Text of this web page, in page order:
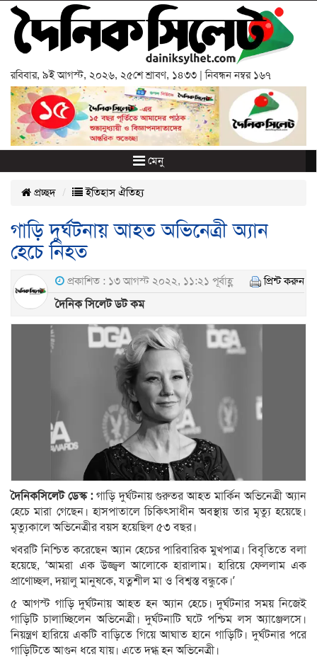
রবিবার, ৯ই আগস্ট, ২০২৬, ২৫শে শ্রাবণ, ১৪৩৩ | নিবন্ধন নম্বর ১৬৭
মেনু
প্রচ্ছদ ইতিহাস ঐতিহ্য
গাড়ি দুর্ঘটনায় আহত অভিনেত্রী অ্যান
হেচে নিহত
প্রকাশিত : ১৩ আগস্ট ২০২২, ১১:২১ পূর্বাহ্ণ প্রিন্ট করুন
দৈনিক সিলেট ডট কম
দৈনিকসিলেট ডেস্ক :গাড়ি দুর্ঘটনায় গুরুতর আহত মার্কিন অভিনেত্রী অ্যান
হেচে মারা গেছেন। হাসপাতালে চিকিৎসাধীন অবস্থায় তার মৃত্যু হয়েছে।
মৃত্যুকালে অভিনেত্রীর বয়স হয়েছিল ৫৩ বছর।
খবরটি নিশ্চিত করেছেন অ্যান হেচের পারিবারিক মুখপাত্র। বিবৃতিতে বলা
হয়েছে, ‘আমরা এক উজ্জ্বল আলোকে হারালাম। হারিয়ে ফেললাম এক
প্রাণোচ্ছল, দয়ালু মানুষকে, যত্নশীল মা ও বিশ্বস্ত বন্ধুকে।’
৫ আগস্ট গাড়ি দুর্ঘটনায় আহত হন অ্যান হেচে। দুর্ঘটনার সময় নিজেই
গাড়িটি চালাচ্ছিলেন অভিনেত্রী। দুর্ঘটনাটি ঘটে পশ্চিম লস অ্যাঞ্জেলসে।
নিয়ন্ত্রণ হারিয়ে একটি বাড়িতে গিয়ে আঘাত হানে গাড়িটি। দুর্ঘটনার পরে
গাড়িটিতে আগুন ধরে যায়। এতে দগ্ধ হন অভিনেত্রী।